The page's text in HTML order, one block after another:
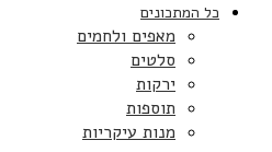
כל המתכונים
מאפים ולחמים
סלטים
ירקות
תוספות
מנות עיקריות